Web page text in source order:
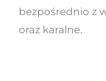
bezpośrednio z
oraz karalne.